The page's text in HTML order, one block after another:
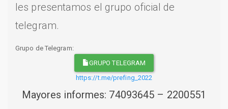
les presentamos el grupo oficial de
telegram.
Grupo de Telegram:
GRUPO TELEGRAM
https://t.me/prefing_2022
Mayores informes: 74093645 – 2200551